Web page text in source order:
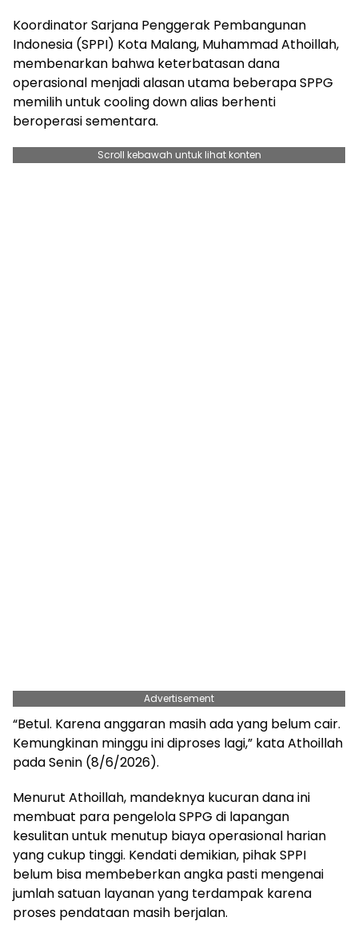
Koordinator Sarjana Penggerak Pembangunan
Indonesia (SPPI) Kota Malang, Muhammad Athoillah,
membenarkan bahwa keterbatasan dana
operasional menjadi alasan utama beberapa SPPG
memilih untuk cooling down alias berhenti
beroperasi sementara.
Scroll kebawah untuk lihat konten
Advertisement
“Betul. Karena anggaran masih ada yang belum cair.
Kemungkinan minggu ini diproses lagi,” kata Athoillah
pada Senin (8/6/2026).
Menurut Athoillah, mandeknya kucuran dana ini
membuat para pengelola SPPG di lapangan
kesulitan untuk menutup biaya operasional harian
yang cukup tinggi. Kendati demikian, pihak SPPI
belum bisa membeberkan angka pasti mengenai
jumlah satuan layanan yang terdampak karena
proses pendataan masih berjalan.